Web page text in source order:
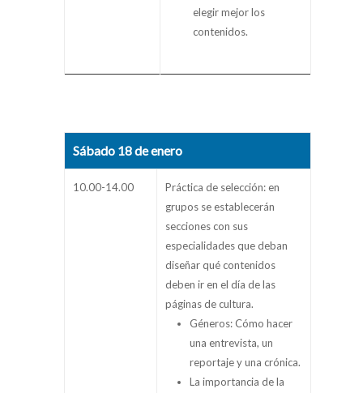
elegir mejor los
contenidos.
Sábado 18 de enero
10.00-14.00
Práctica de selección: en
grupos se establecerán
secciones con sus
especialidades que deban
diseñar qué contenidos
deben ir en el día de las
páginas de cultura.
Géneros: Cómo hacer
una entrevista, un
reportaje y una crónica.
La importancia de la